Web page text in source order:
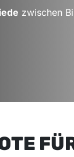
zwischen